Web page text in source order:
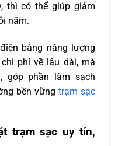
thì có thể giúp giảm
năm.
bằng năng lượng
phí về lâu dài, mà
góp phần làm sạch
bền vững trạm sạc
trạm sạc uy tín,